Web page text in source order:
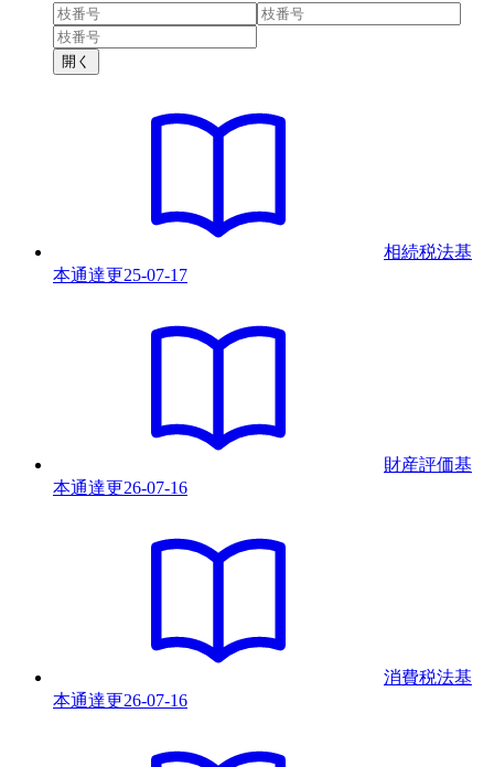
開く
相続税法基
本通達更25-07-17
財産評価基
本通達更26-07-16
消費税法基
本通達更26-07-16